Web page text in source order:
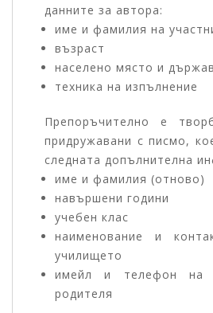
данните за автора:
име и фамилия на
възраст
населено място и
техника на изпълнение
Препоръчително е
придружавани с писмо,
следната допълнителна
име и фамилия (отново)
навършени години
учебен клас
наименование и
училището
имейл и телефон на
родителя